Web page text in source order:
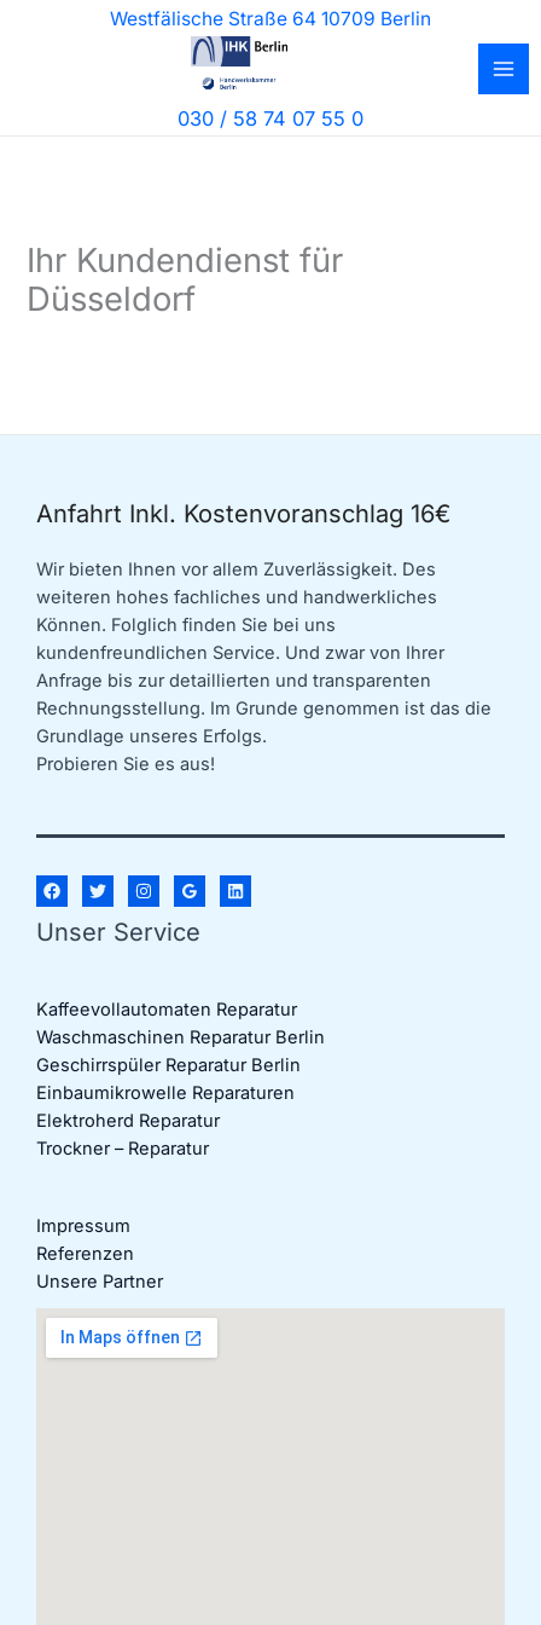
Westfälische Straße 64 10709 Berlin
030 / 58 74 07 55 0
Ihr Kundendienst für
Düsseldorf
Anfahrt Inkl. Kostenvoranschlag 16€
Wir bieten Ihnen vor allem Zuverlässigkeit. Des
weiteren hohes fachliches und handwerkliches
Können. Folglich finden Sie bei uns
kundenfreundlichen Service. Und zwar von Ihrer
Anfrage bis zur detaillierten und transparenten
Rechnungsstellung. Im Grunde genommen ist das die
Grundlage unseres Erfolgs.
Probieren Sie es aus!
Unser Service
Kaffeevollautomaten Reparatur
Waschmaschinen Reparatur Berlin
Geschirrspüler Reparatur Berlin
Einbaumikrowelle Reparaturen
Elektroherd Reparatur
Trockner – Reparatur
Impressum
Referenzen
Unsere Partner